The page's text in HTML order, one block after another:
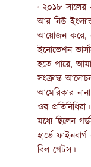
· ২০১৮ সালের
আর নিউ
আয়োজন করে,
ইনোভেশন
হতে পারে,
সংক্রান্ত
আমেরিকার
ওর
মধ্যে ছিলেন
হার্ভে
বিল গেটস।